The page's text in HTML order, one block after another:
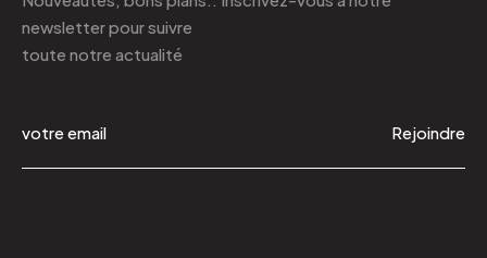
newsletterpour suivre
toute notre actualité
Rejoindre